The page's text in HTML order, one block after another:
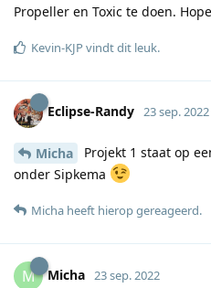
Propeller en Toxic te doen.
Kevin-KJPvindt dit leuk.
Eclipse-Randy 23 sep. 2022
Micha
Projekt 1 staat op
onder Sipkema
Micha heeft hierop gereageerd.
M Micha 23 sep. 2022